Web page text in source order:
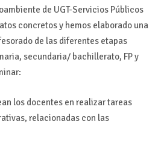
de UGT-Servicios Públicos
concretos y hemos elaborado una
de las diferentes etapas
secundaria/ bachillerato, FP y
los docentes en realizar tareas
relacionadas con las